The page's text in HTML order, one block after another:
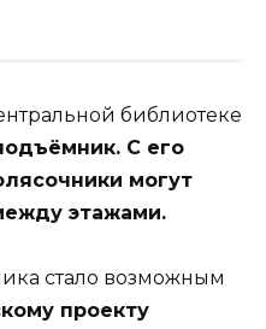
библиотеке
С его
могут
этажами.
стало возможным
проекту